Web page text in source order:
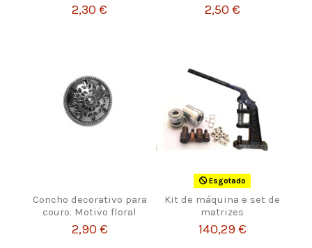
2,30 € 2,50 €
Concho decorativo para
couro. Motivo floral
2,90 €
Esgotado
Kit de máquina e set de
matrizes
140,29 €